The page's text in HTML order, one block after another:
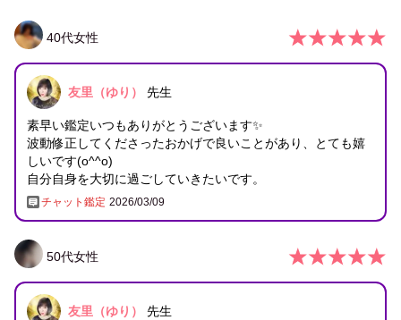
40代女性
友里（ゆり） 先生
素早い鑑定いつもありがとうございます✨
波動修正してくださったおかげで良いことがあり、とても嬉
しいです(o^^o)
自分自身を大切に過ごしていきたいです。
チャット鑑定 2026/03/09
50代女性
友里（ゆり） 先生